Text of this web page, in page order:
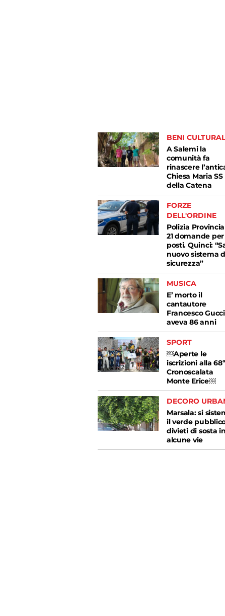
BENI
A Salemi la
comunità fa
rinascere
Chiesa Maria SS
della Catena
FORZE
DELL'ORDINE
Polizia
21 domande
posti. Quinci:
nuovo sistema
sicurezza”
MUSICA
E’ morto il
cantautore
Francesco
aveva 86 anni
SPORT
￼Aperte le
iscrizioni alla 68ª
Cronoscalata
Monte Erice￼
DECORO
Marsala: si
il verde
divieti di sosta in
alcune vie